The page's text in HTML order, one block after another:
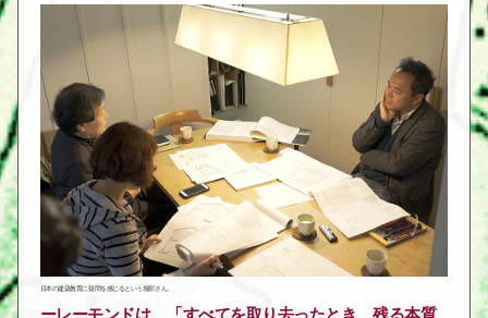
日本の建築教育に疑問を感じるという堀部さん。
レーモンドは、「すべてを取り去ったとき、残る本質